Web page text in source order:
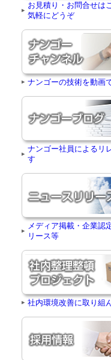
お見積り・お問合せは
気軽にどうぞ
ナンゴーの技術を動画
ナンゴー社員によるリ
す
メディア掲載・企業認
リース等
社内環境改善に取り組